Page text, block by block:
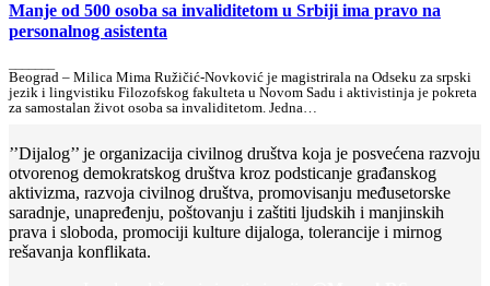
Manje od 500 osoba sa invaliditetom u Srbiji ima pravo na
personalnog asistenta
Beograd – Milica Mima Ružičić-Novković je magistrirala na Odseku za srpski
jezik i lingvistiku Filozofskog fakulteta u Novom Sadu i aktivistinja je pokreta
za samostalan život osoba sa invaliditetom. Jedna…
’’Dijalog’’ je organizacija civilnog društva koja je posvećena razvoju
otvorenog demokratskog društva kroz podsticanje građanskog
aktivizma, razvoja civilnog društva, promovisanju međusetorske
saradnje, unapređenju, poštovanju i zaštiti ljudskih i manjinskih
prava i sloboda, promociji kulture dijaloga, tolerancije i mirnog
rešavanja konflikata.